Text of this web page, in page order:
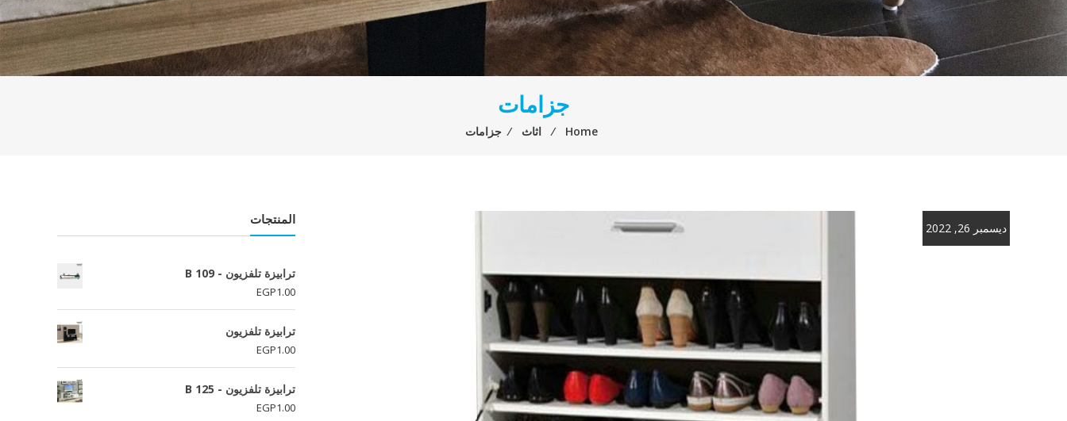
جزامات
Home
⁄ اثاث ⁄ جزامات
ديسمبر 26, 2022
المنتجات
ترابيزة تلفزيون - B 109
EGP1.00
ترابيزة تلفزيون
EGP1.00
ترابيزة تلفزيون - B 125
EGP1.00